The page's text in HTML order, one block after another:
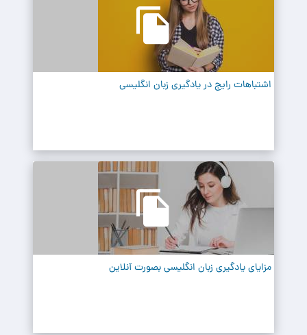
اشتباهات رایج در یادگیری زبان انگلیسی
مزایای یادگیری زبان انگلیسی بصورت آنلاین